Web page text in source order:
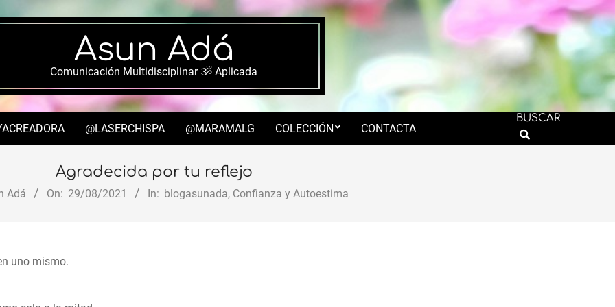
Asun Adá
Comunicación Multidisciplinar ૐ Aplicada
Secondary
Menu
@LASERCHISPA @MARAMALG COLECCIÓN CONTACTA
BUSCAR
Search
Agradecida por tu reflejo
Adá On: 29/08/2021 In: blogasunada, Confianza y Autoestima
uno mismo.